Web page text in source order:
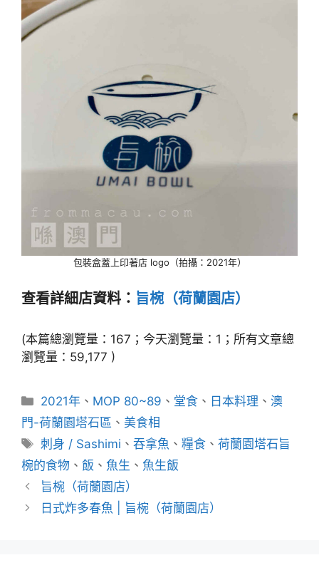
包裝盒蓋上印著店 logo（拍攝：2021年）
查看詳細店資料： 旨椀（荷蘭園店）
(本篇總瀏覽量：167；今天瀏覽量：1；所有文章總
瀏覽量：59,177 )
分
類
2021年 、 MOP 80~89 、 堂食 、 日本料理 、澳
門-荷蘭園塔石區 、 美食相
標
籤
刺身 / Sashimi 、吞拿魚 、糧食 、荷蘭園塔石旨
椀的食物 、 飯 、 魚生 、 魚生飯
旨椀（荷蘭園店）
日式炸多春魚 | 旨椀（荷蘭園店）